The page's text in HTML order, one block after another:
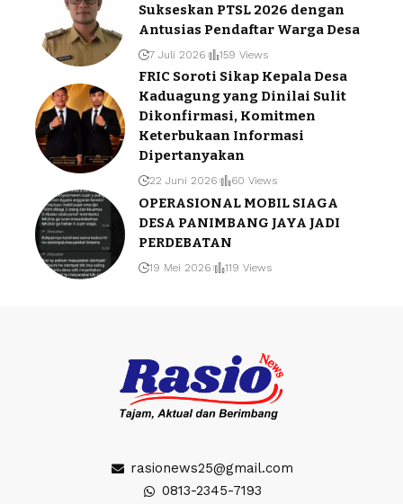
Sukseskan PTSL 2026 dengan
Antusias Pendaftar Warga Desa
7 Juli 2026 159 Views
FRIC Soroti Sikap Kepala Desa
Kaduagung yang Dinilai Sulit
Dikonfirmasi, Komitmen
Keterbukaan Informasi
Dipertanyakan
22 Juni 2026 60 Views
OPERASIONAL MOBIL SIAGA
DESA PANIMBANG JAYA JADI
PERDEBATAN
19 Mei 2026 119 Views
rasionews25@gmail.com
0813-2345-7193